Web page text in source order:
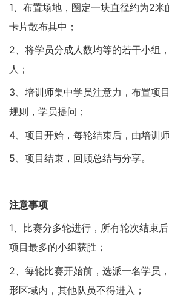
1、布置场地，圈定一块直径约为2
卡片散布其中；
2、将学员分成人数均等的若干小组
人；
3、培训师集中学员注意力，布置项
规则，学员提问；
4、项目开始，每轮结束后，由培训
5、项目结束，回顾总结与分享。
注意事项
1、比赛分多轮进行，所有轮次结束
项目最多的小组获胜；
2、每轮比赛开始前，选派一名学员
形区域内，其他队员不得进入；